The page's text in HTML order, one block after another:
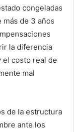
congeladas
de 3 años
la diferencia
el costo real de
mal
de la estructura
ante los